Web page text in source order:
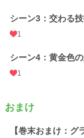
シーン3：交わる
1
シーン4：黄金色
1
おまけ
【巻末おまけ：